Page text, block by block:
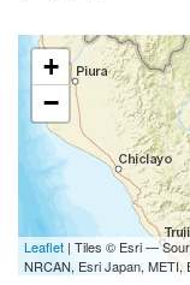
+
−
Leaflet | Tiles © Esri —
NRCAN, Esri Japan, METI,